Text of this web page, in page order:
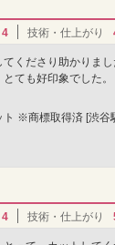
4 技術・仕上がり
くださり助かりま
ても好印象でした。
※商標取得済 [渋谷
4 技術・仕上がり